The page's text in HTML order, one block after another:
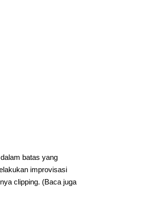
batas yang
improvisasi
clipping. (Baca juga